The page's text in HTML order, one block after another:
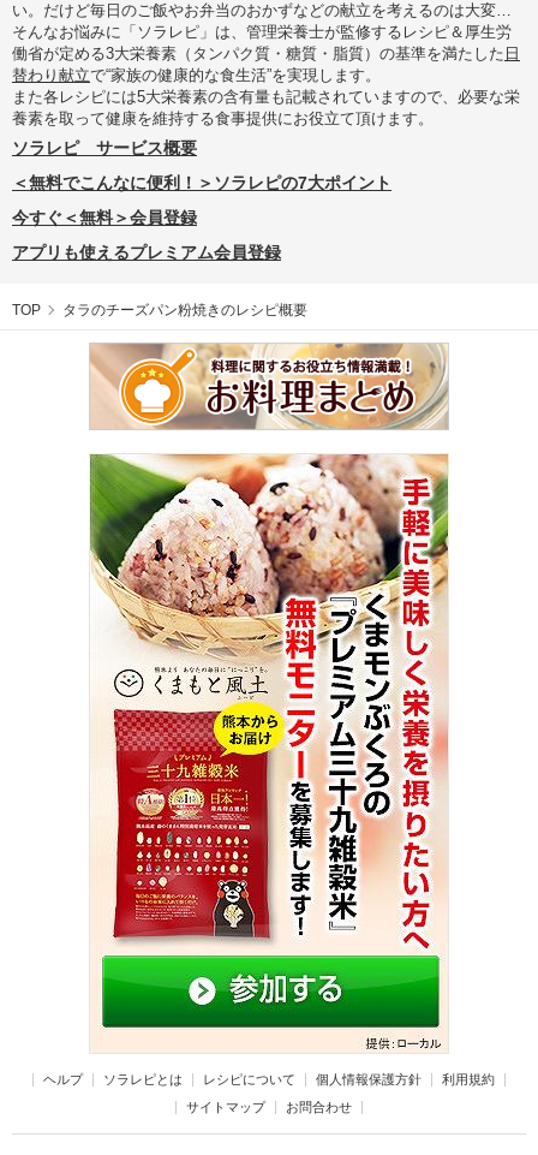
い。だけど毎日のご飯やお弁当のおかずなどの献立を考えるのは大変…
そんなお悩みに「ソラレピ」は、管理栄養士が監修するレシピ＆厚生労
働省が定める3大栄養素（タンパク質・糖質・脂質）の基準を満たした 日
替わり献立で“家族の健康的な食生活”を実現します。
また各レシピには5大栄養素の含有量も記載されていますので、必要な栄
養素を取って健康を維持する食事提供にお役立て頂けます。
ソラレピ サービス概要
＜無料でこんなに便利！＞ソラレピの7大ポイント
今すぐ＜無料＞会員登録
アプリも使えるプレミアム会員登録
TOP タラのチーズパン粉焼きのレシピ概要
ヘルプ ソラレピとは レシピについて 個人情報保護方針
利用規約
サイトマップ
お問合わせ